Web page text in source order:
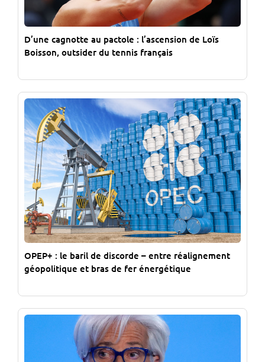
D’une cagnotte au pactole : l’ascension de Loïs
Boisson, outsider du tennis français
OPEP+ : le baril de discorde – entre réalignement
géopolitique et bras de fer énergétique